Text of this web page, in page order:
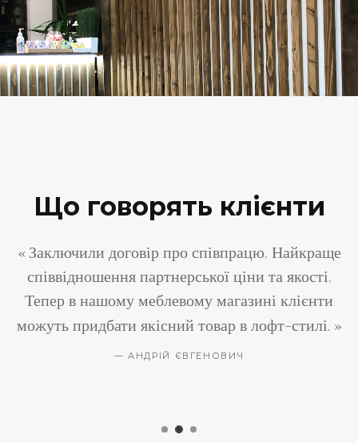
Що говорять клієнти
Заключили договір про співпрацю. Найкраще
співвідношення партнерської ціни та якості.
Тепер в нашому меблевому магазині клієнти
можуть придбати якісний товар в лофт-стилі.
АНДРІЙ ЄВГЕНОВИЧ